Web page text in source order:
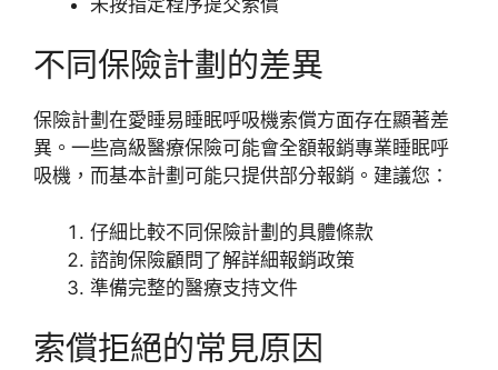
不同保險計劃的差異
保險計劃在愛睡易睡眠呼吸機索償方面存在顯著差
異。一些高級醫療保險可能會全額報銷專業睡眠呼
吸機，而基本計劃可能只提供部分報銷。建議您：
仔細比較不同保險計劃的具體條款
諮詢保險顧問了解詳細報銷政策
準備完整的醫療支持文件
索償拒絕的常見原因